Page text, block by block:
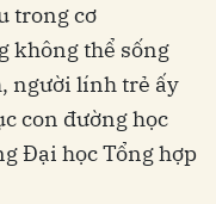
trong cơ
không thể sống
người lính trẻ ấy
con đường học
Đại học Tổng hợp